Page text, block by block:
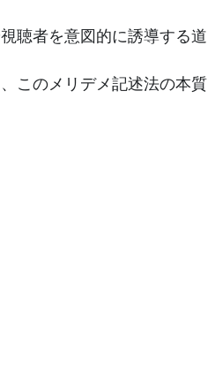
聴者を意図的に誘導する道
このメリデメ記述法の本質